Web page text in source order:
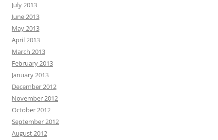
July 2013
June 2013
May 2013
April 2013
March 2013
February 2013
January 2013
December 2012
November 2012
October 2012
September 2012
August 2012